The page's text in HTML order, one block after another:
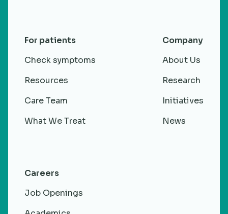
For patients
Check symptoms
Resources
Care Team
What We Treat
Company
About Us
Research
Initiatives
News
Careers
Job Openings